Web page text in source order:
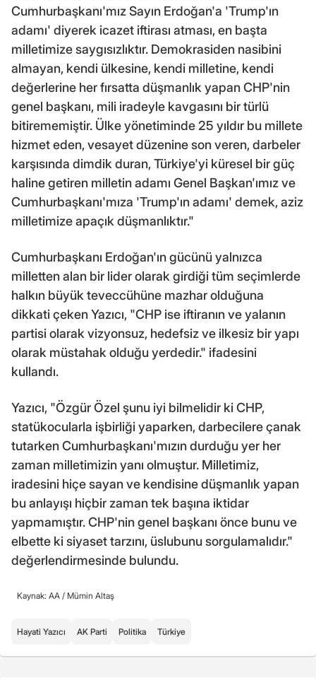
Cumhurbaşkanı'mız Sayın Erdoğan'a 'Trump'ın
adamı' diyerek icazet iftirası atması, en başta
milletimize saygısızlıktır. Demokrasiden nasibini
almayan, kendi ülkesine, kendi milletine, kendi
değerlerine her fırsatta düşmanlık yapan CHP'nin
genel başkanı, mili iradeyle kavgasını bir türlü
bitirememiştir. Ülke yönetiminde 25 yıldır bu millete
hizmet eden, vesayet düzenine son veren, darbeler
karşısında dimdik duran, Türkiye'yi küresel bir güç
haline getiren milletin adamı Genel Başkan'ımız ve
Cumhurbaşkanı'mıza 'Trump'ın adamı' demek, aziz
milletimize apaçık düşmanlıktır."
Cumhurbaşkanı Erdoğan'ın gücünü yalnızca
milletten alan bir lider olarak girdiği tüm seçimlerde
halkın büyük teveccühüne mazhar olduğuna
dikkati çeken Yazıcı, "CHP ise iftiranın ve yalanın
partisi olarak vizyonsuz, hedefsiz ve ilkesiz bir yapı
olarak müstahak olduğu yerdedir." ifadesini
kullandı.
Yazıcı, "Özgür Özel şunu iyi bilmelidir ki CHP,
statükocularla işbirliği yaparken, darbecilere çanak
tutarken Cumhurbaşkanı'mızın durduğu yer her
zaman milletimizin yanı olmuştur. Milletimiz,
iradesini hiçe sayan ve kendisine düşmanlık yapan
bu anlayışı hiçbir zaman tek başına iktidar
yapmamıştır. CHP'nin genel başkanı önce bunu ve
elbette ki siyaset tarzını, üslubunu sorgulamalıdır."
değerlendirmesinde bulundu.
Kaynak: AA / Mümin Altaş
Hayati Yazıcı AK Parti Politika Türkiye